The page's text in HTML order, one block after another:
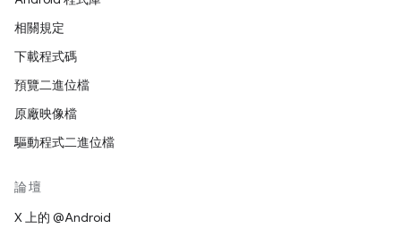
相關規定
下載程式碼
預覽二進位檔
原廠映像檔
驅動程式二進位檔
論壇
X 上的 @Android